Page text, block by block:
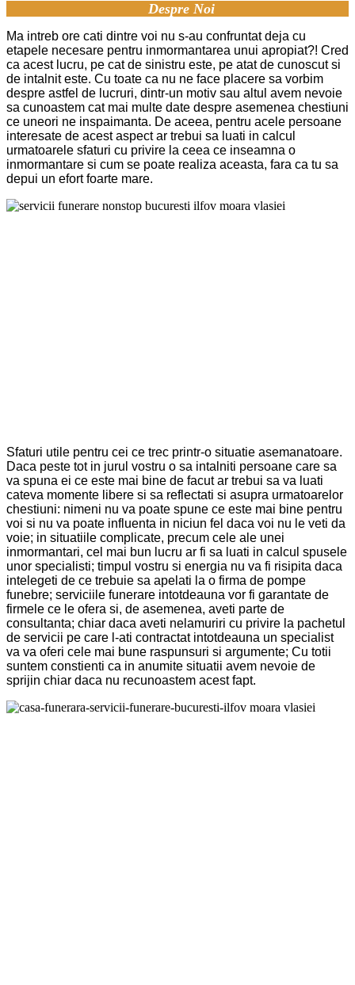
Despre Noi
Ma intreb ore cati dintre voi nu s-au confruntat deja cu
etapele necesare pentru inmormantarea unui apropiat?! Cred
ca acest lucru, pe cat de sinistru este, pe atat de cunoscut si
de intalnit este. Cu toate ca nu ne face placere sa vorbim
despre astfel de lucruri, dintr-un motiv sau altul avem nevoie
sa cunoastem cat mai multe date despre asemenea chestiuni
ce uneori ne inspaimanta. De aceea, pentru acele persoane
interesate de acest aspect ar trebui sa luati in calcul
urmatoarele sfaturi cu privire la ceea ce inseamna o
inmormantare si cum se poate realiza aceasta, fara ca tu sa
depui un efort foarte mare.
Sfaturi utile pentru cei ce trec printr-o situatie asemanatoare.
Daca peste tot in jurul vostru o sa intalniti persoane care sa
va spuna ei ce este mai bine de facut ar trebui sa va luati
cateva momente libere si sa reflectati si asupra urmatoarelor
chestiuni: nimeni nu va poate spune ce este mai bine pentru
voi si nu va poate influenta in niciun fel daca voi nu le veti da
voie; in situatiile complicate, precum cele ale unei
inmormantari, cel mai bun lucru ar fi sa luati in calcul spusele
unor specialisti; timpul vostru si energia nu va fi risipita daca
intelegeti de ce trebuie sa apelati la o firma de pompe
funebre; serviciile funerare intotdeauna vor fi garantate de
firmele ce le ofera si, de asemenea, aveti parte de
consultanta; chiar daca aveti nelamuriri cu privire la pachetul
de servicii pe care l-ati contractat intotdeauna un specialist
va va oferi cele mai bune raspunsuri si argumente; Cu totii
suntem constienti ca in anumite situatii avem nevoie de
sprijin chiar daca nu recunoastem acest fapt.